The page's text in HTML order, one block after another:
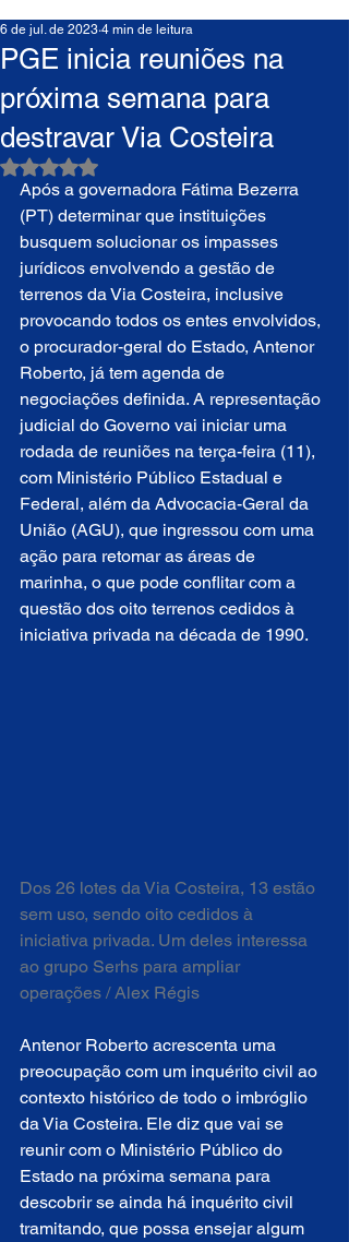
PGE inicia reuniões na
próxima semana para
destravar Via Costeira
6 de jul. de 2023 4 min de leitura
Avaliado com NaN de 5 estrelas.
Após a governadora Fátima Bezerra
(PT) determinar que instituições
busquem solucionar os impasses
jurídicos envolvendo a gestão de
terrenos da Via Costeira, inclusive
provocando todos os entes envolvidos,
o procurador-geral do Estado, Antenor
Roberto, já tem agenda de
negociações definida. A representação
judicial do Governo vai iniciar uma
rodada de reuniões na terça-feira (11),
com Ministério Público Estadual e
Federal, além da Advocacia-Geral da
União (AGU), que ingressou com uma
ação para retomar as áreas de
marinha, o que pode conflitar com a
questão dos oito terrenos cedidos à
iniciativa privada na década de 1990.
Dos 26 lotes da Via Costeira, 13 estão
sem uso, sendo oito cedidos à
iniciativa privada. Um deles interessa
ao grupo Serhs para ampliar
operações / Alex Régis
Antenor Roberto acrescenta uma
preocupação com um inquérito civil ao
contexto histórico de todo o imbróglio
da Via Costeira. Ele diz que vai se
reunir com o Ministério Público do
Estado na próxima semana para
descobrir se ainda há inquérito civil
tramitando, que possa ensejar algum